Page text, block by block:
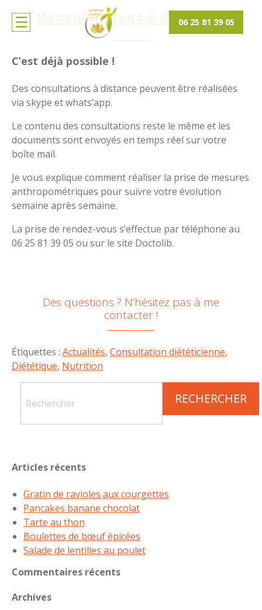
06 25 81 39 05
Consultations à distance
C’est déjà possible !
Des consultations à distance peuvent être réalisées
via skype et whats’app.
Le contenu des consultations reste le même et les
documents sont envoyés en temps réel sur votre
boîte mail.
Je vous explique comment réaliser la prise de mesures
anthropométriques pour suivre votre évolution
semaine après semaine.
La prise de rendez-vous s’effectue par téléphone au
06 25 81 39 05 ou sur le site Doctolib.
Des questions ? N’hésitez pas à me
contacter !
Étiquettes : Actualités, Consultation diététicienne,
Diététique, Nutrition
Articles récents
Gratin de ravioles aux courgettes
Pancakes banane chocolat
Tarte au thon
Boulettes de bœuf épicées
Salade de lentilles au poulet
Commentaires récents
Archives